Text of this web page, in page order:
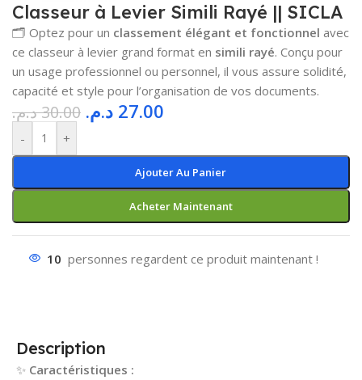
Classeur à Levier Simili Rayé || SICLA
🗂️ Optez pour un classement élégant et fonctionnel avec
ce classeur à levier grand format en simili rayé. Conçu pour
un usage professionnel ou personnel, il vous assure solidité,
capacité et style pour l’organisation de vos documents.
30.00د.م. 27.00 د.م.
- +
Ajouter Au Panier
Acheter Maintenant
10 personnes regardent ce produit maintenant !
Description
✨ Caractéristiques :